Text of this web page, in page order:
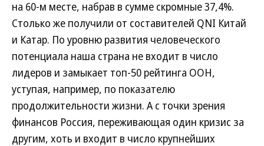
на 60-м месте, набрав в сумме скромные 37,4%.
Столько же получили от составителей QNI Китай
и Катар. По уровню развития человеческого
потенциала наша страна не входит в число
лидеров и замыкает топ-50 рейтинга ООН,
уступая, например, по показателю
продолжительности жизни. А с точки зрения
финансов Россия, переживающая один кризис за
другим, хоть и входит в число крупнейших